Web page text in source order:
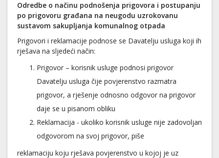
Odredbe o načinu podnošenja prigovora i postupanju
po prigovoru građana na neugodu uzrokovanu
sustavom sakupljanja komunalnog otpada
Prigovori i reklamacije podnose se Davatelju usluga koji ih
rješava na sljedeći način:
Prigovor – korisnik usluge podnosi prigovor
Davatelju usluga čije povjerenstvo razmatra
prigovor, a rješenje odnosno odgovor na prigovor
daje se u pisanom obliku
Reklamacija - ukoliko korisnik usluge nije zadovoljan
odgovorom na svoj prigovor, piše
reklamaciju koju rješava povjerenstvo u kojoj je uz